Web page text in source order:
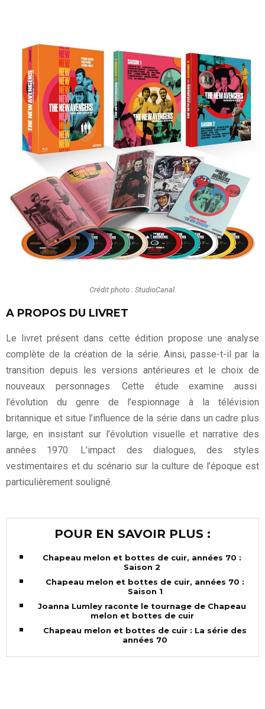
Crédit photo : StudioCanal.
A PROPOS DU LIVRET
Le livret présent dans cette édition propose une analyse
complète de la création de la série. Ainsi, passe-t-il par la
transition depuis les versions antérieures et le choix de
nouveaux personnages. Cette étude examine aussi
l’évolution du genre de l’espionnage à la télévision
britannique et situe l’influence de la série dans un cadre plus
large, en insistant sur l’évolution visuelle et narrative des
années 1970. L’impact des dialogues, des styles
vestimentaires et du scénario sur la culture de l’époque est
particulièrement souligné.
POUR EN SAVOIR PLUS :
Chapeau melon et bottes de cuir, années 70 :
Saison 2
Chapeau melon et bottes de cuir, années 70 :
Saison 1
Joanna Lumley raconte le tournage de Chapeau
melon et bottes de cuir
Chapeau melon et bottes de cuir : La série des
années 70